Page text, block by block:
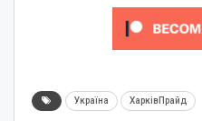
Україна ХарківПрайд